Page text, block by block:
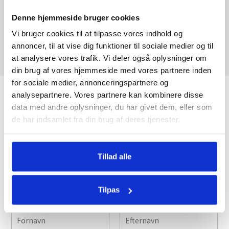
Denne hjemmeside bruger cookies
Vi bruger cookies til at tilpasse vores indhold og
annoncer, til at vise dig funktioner til sociale medier og til
at analysere vores trafik. Vi deler også oplysninger om
din brug af vores hjemmeside med vores partnere inden
for sociale medier, annonceringspartnere og
analysepartnere. Vores partnere kan kombinere disse
data med andre oplysninger, du har givet dem, eller som
de har indsamlet fra din brug af deres tjenester.
Tillad alle
Tilpas
MORTEN IVERSEN NY
Bofællesskabet Solkrogen - Jammerbugt
Leder
S.T.O.P.s tilbud om undervisning i
og især Iben som underviser. Iben
formåede at sætte positiv spot på emnet og
fik formidlet viden og praktiske øvelser, så
alle forstod budskabet. Medarbejderne har
fået fokus på emnet og vigtigheden i at
”træne” det sammen løbende. Iben som
FORESPØRG PÅ KURSUS
Vil du gerne høre mere eller modtage et tilbud?
vender vi tilbage med en pris og en beskrivelse af et kursus,
der opfylder det ønskede udbytte.
Navn*